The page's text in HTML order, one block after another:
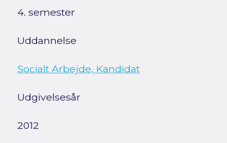
4. semester
Uddannelse
Socialt Arbejde, Kandidat
Udgivelsesår
2012